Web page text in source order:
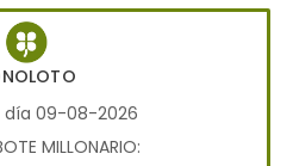
día 09-08-2026
MILLONARIO: